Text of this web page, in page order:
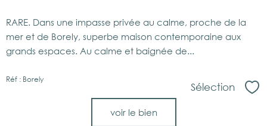
RARE. Dans une impasse privée au calme, proche de la
mer et de Borely, superbe maison contemporaine aux
grands espaces. Au calme et baignée de...
Réf : Borely
Sélection
voir le bien